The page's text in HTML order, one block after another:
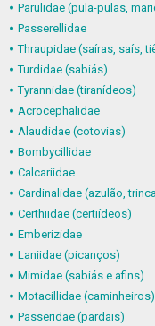
Passerellidae
Turdidae (sabiás)
Tyrannidae (tiranídeos)
Acrocephalidae
Alaudidae (cotovias)
Bombycillidae
Calcariidae
Certhiidae (certiídeos)
Emberizidae
Laniidae (picanços)
Mimidae (sabiás e afins)
Motacillidae (caminheiros)
Passeridae (pardais)